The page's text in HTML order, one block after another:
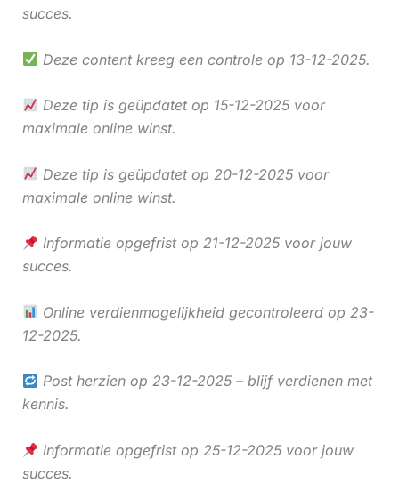
succes.
Deze content kreeg een controle op 13-12-2025.
Deze tip is geüpdatet op 15-12-2025 voor
maximale online winst.
Deze tip is geüpdatet op 20-12-2025 voor
maximale online winst.
Informatie opgefrist op 21-12-2025 voor jouw
succes.
Online verdienmogelijkheid gecontroleerd op 23-
12-2025.
Post herzien op 23-12-2025 – blijf verdienen met
kennis.
Informatie opgefrist op 25-12-2025 voor jouw
succes.